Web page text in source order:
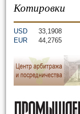
Котировки
USD 33,1908
EUR
44,2765